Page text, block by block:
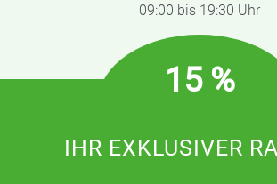
09:00 bis 19:30 Uhr
15 %
IHR EXKLUSIVER